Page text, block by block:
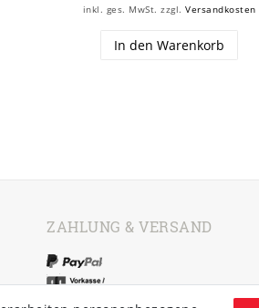
inkl. ges. MwSt. zzgl.Versandkosten
In den Warenkorb
ZAHLUNG & VERSAND